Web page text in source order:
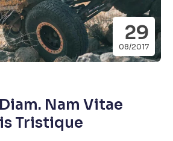
29
08/2017
Nam Vitae
Tristique